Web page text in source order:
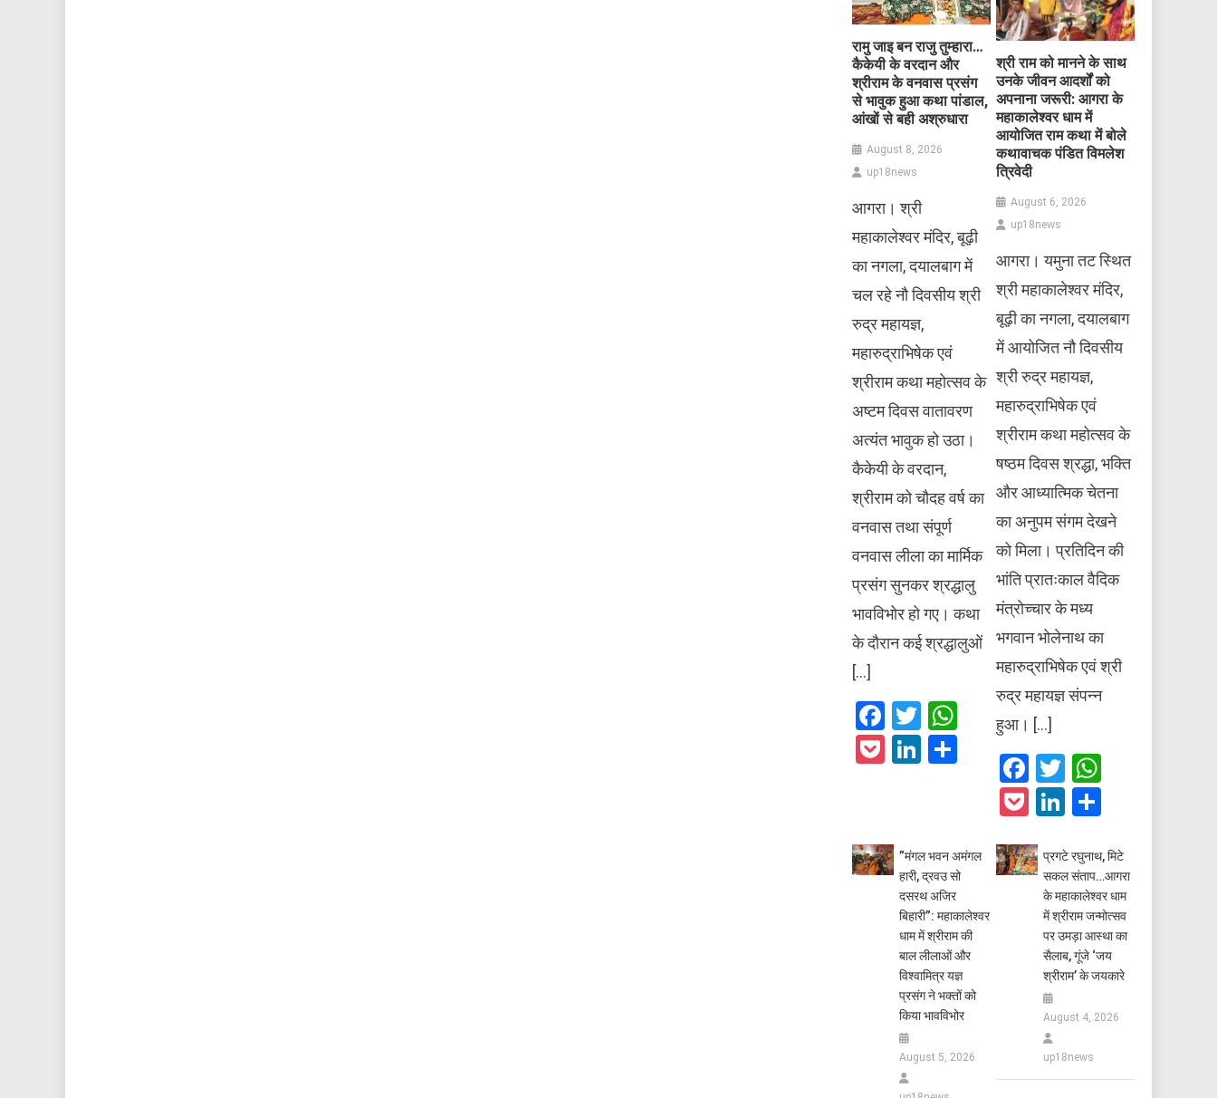
रामु जाइ बन राजु तुम्हारा…
कैकेयी के वरदान और
श्रीराम के वनवास प्रसंग
से भावुक हुआ कथा पांडाल,
आंखों से बही अश्रुधारा
August 8, 2026
up18news
आगरा। श्री
महाकालेश्वर मंदिर, बूढ़ी
का नगला, दयालबाग में
चल रहे नौ दिवसीय श्री
रुद्र महायज्ञ,
महारुद्राभिषेक एवं
श्रीराम कथा महोत्सव के
अष्टम दिवस वातावरण
अत्यंत भावुक हो उठा।
कैकेयी के वरदान,
श्रीराम को चौदह वर्ष का
वनवास तथा संपूर्ण
वनवास लीला का मार्मिक
प्रसंग सुनकर श्रद्धालु
भावविभोर हो गए। कथा
के दौरान कई श्रद्धालुओं
[…]
Facebook
TwitterWhatsApp
PocketLinkedIn
Share
​श्री राम को मानने के साथ
उनके जीवन आदर्शों को
अपनाना जरूरी: आगरा के
महाकालेश्वर धाम में
आयोजित राम कथा में बोले
कथावाचक पंडित विमलेश
त्रिवेदी
August 6, 2026
up18news
आगरा। यमुना तट स्थित
श्री महाकालेश्वर मंदिर,
बूढ़ी का नगला, दयालबाग
में आयोजित नौ दिवसीय
श्री रुद्र महायज्ञ,
महारुद्राभिषेक एवं
श्रीराम कथा महोत्सव के
षष्ठम दिवस श्रद्धा, भक्ति
और आध्यात्मिक चेतना
का अनुपम संगम देखने
को मिला। प्रतिदिन की
भांति प्रातःकाल वैदिक
मंत्रोच्चार के मध्य
भगवान भोलेनाथ का
महारुद्राभिषेक एवं श्री
रुद्र महायज्ञ संपन्न
हुआ। […]
Facebook
Twitter
PocketLinkedIn
​”मंगल भवन अमंगल
हारी, द्रवउ सो
दसरथ अजिर
बिहारी”: महाकालेश्वर
धाम में श्रीराम की
बाल लीलाओं और
विश्वामित्र यज्ञ
प्रसंग ने भक्तों को
किया भावविभोर
August 5, 2026
प्रगटे रघुनाथ, मिटे
सकल संताप…आगरा
के महाकालेश्वर धाम
में श्रीराम जन्मोत्सव
पर उमड़ा आस्था का
सैलाब, गूंजे ‘जय
श्रीराम’ के जयकारे
August 4, 2026
up18news